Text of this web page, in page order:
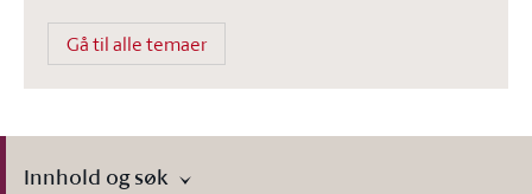
Gå til alle temaer
Innhold og søk